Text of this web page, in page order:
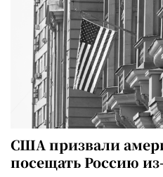
США призвали
посещать Россию